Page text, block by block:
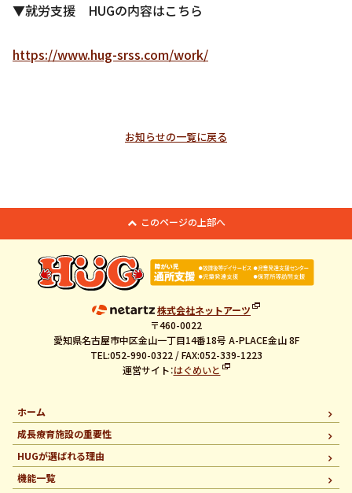
▼就労支援 HUGの内容はこちら
https://www.hug-srss.com/work/
お知らせの一覧に戻る
このページの上部へ
株式会社ネットアーツ
〒460-0022
愛知県名古屋市中区金山一丁目14番18号 A-PLACE金山 8F
TEL:052-990-0322 / FAX:052-339-1223
運営サイト：はぐめいと
ホーム
成長療育施設の重要性
HUGが選ばれる理由
機能一覧